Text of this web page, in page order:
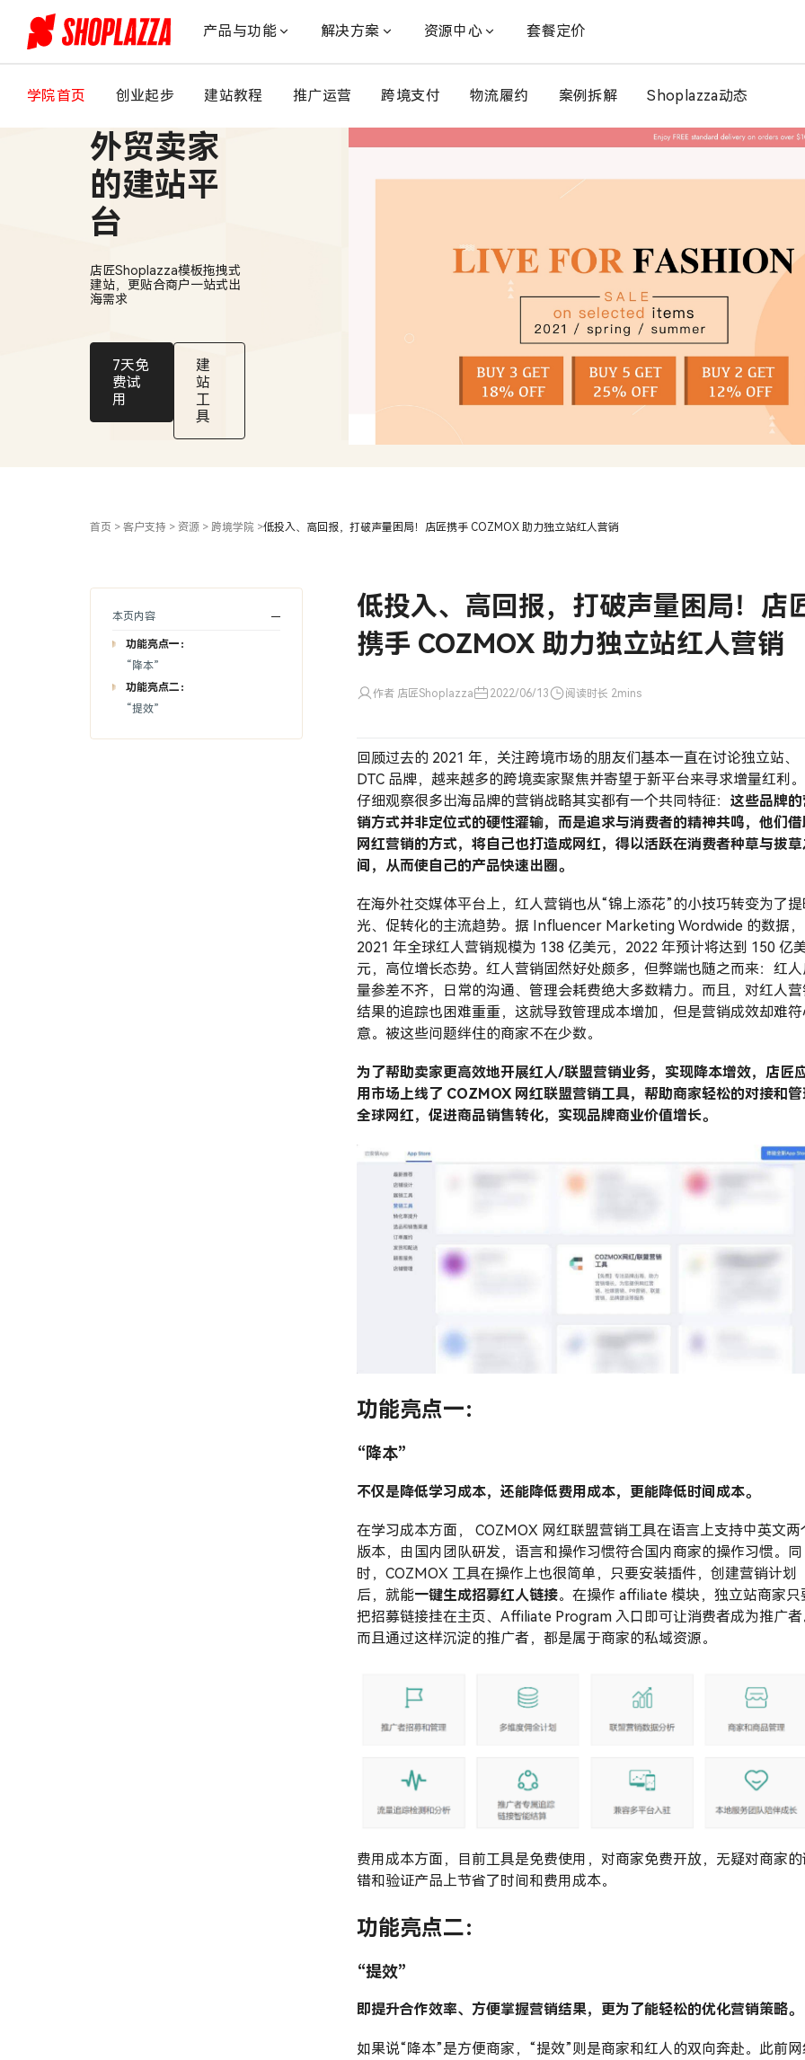
入、
打
产品与功能 解决方案 资源中心 套餐定价
学院首页 创业起步 建站教程 推广运营 跨境支付 物流履约 案例拆解 Shoplazza动态
适合中国
外贸卖家
的建站平
台
店匠Shoplazza模板拖拽式
建站，更贴合商户一站式出
海需求
7天免
费试
用
建
站
工
具
首页 > 客户支持 > 资源 > 跨境学院 >低投入、高回报，打破声量困局！店匠携手 COZMOX 助力独立站红人营销
本页内容
功能亮点一：
“降本”
功能亮点二：
“提效”
低投入、高回报，打破声量困局！店
携手 COZMOX 助力独立站红人营销
作者 店匠Shoplazza 2022/06/13 阅读时长 2mins
回顾过去的 2021 年，关注跨境市场的朋友们基本一直在讨论独立站、
DTC 品牌，越来越多的跨境卖家聚焦并寄望于新平台来寻求增量红利。
仔细观察很多出海品牌的营销战略其实都有一个共同特征：这些品牌
销方式并非定位式的硬性灌输，而是追求与消费者的精神共鸣，他们
网红营销的方式，将自己也打造成网红，得以活跃在消费者种草与拔
间，从而使自己的产品快速出圈。
在海外社交媒体平台上，红人营销也从“锦上添花”的小技巧转变为了
光、促转化的主流趋势。据 Influencer Marketing Wordwide 的数据，
2021 年全球红人营销规模为 138 亿美元，2022 年预计将达到 150 亿
元，高位增长态势。红人营销固然好处颇多，但弊端也随之而来：红
量参差不齐，日常的沟通、管理会耗费绝大多数精力。而且，对红人
结果的追踪也困难重重，这就导致管理成本增加，但是营销成效却难
意。被这些问题绊住的商家不在少数。
为了帮助卖家更高效地开展红人/联盟营销业务，实现降本增效，店匠
用市场上线了 COZMOX 网红联盟营销工具，帮助商家轻松的对接和
全球网红，促进商品销售转化，实现品牌商业价值增长。
功能亮点一：
“降本”
不仅是降低学习成本，还能降低费用成本，更能降低时间成本。
在学习成本方面， COZMOX 网红联盟营销工具在语言上支持中英文两
版本，由国内团队研发，语言和操作习惯符合国内商家的操作习惯。同
时，COZMOX 工具在操作上也很简单，只要安装插件，创建营销计划
后，就能一键生成招募红人链接。在操作 affiliate 模块，独立站商家只
把招募链接挂在主页、Affiliate Program 入口即可让消费者成为推广
而且通过这样沉淀的推广者，都是属于商家的私域资源。
费用成本方面，目前工具是免费使用，对商家免费开放，无疑对商家
错和验证产品上节省了时间和费用成本。
功能亮点二：
“提效”
即提升合作效率、方便掌握营销结果，更为了能轻松的优化营销策略。
如果说“降本”是方便商家，“提效”则是商家和红人的双向奔赴。此前